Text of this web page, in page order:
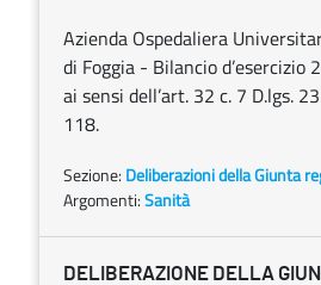
Azienda Ospedaliera
di Foggia - Bilancio d’esercizio
ai sensi dell’art. 32 c. 7 D.lgs.
118.
Sezione: Deliberazioni della Giunta
Argomenti:Sanità
DELIBERAZIONE DELLA